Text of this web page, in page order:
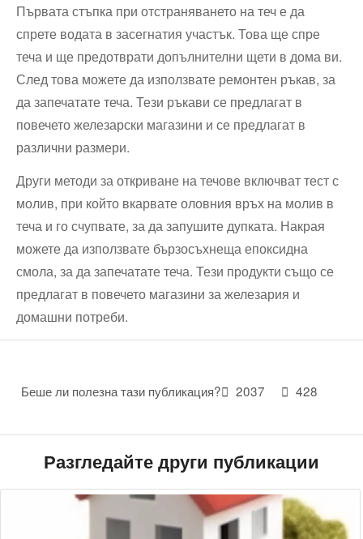
Първата стъпка при отстраняването на теч е да
спрете водата в засегнатия участък. Това ще спре
теча и ще предотврати допълнителни щети в дома ви.
След това можете да използвате ремонтен ръкав, за
да запечатате теча. Тези ръкави се предлагат в
повечето железарски магазини и се предлагат в
различни размери.
Други методи за откриване на течове включват тест с
молив, при който вкарвате оловния връх на молив в
теча и го счупвате, за да запушите дупката. Накрая
можете да използвате бързосъхнеща епоксидна
смола, за да запечатате теча. Тези продукти също се
предлагат в повечето магазини за железария и
домашни потреби.
Беше ли полезна тази публикация? 2037 428
Разгледайте други публикации